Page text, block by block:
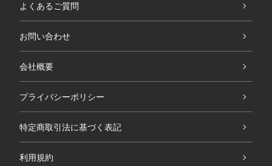
よくあるご質問
お問い合わせ
会社概要
プライバシーポリシー
特定商取引法に基づく表記
利用規約